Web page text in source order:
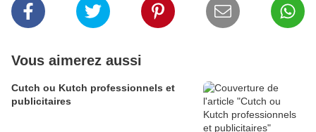
Vous aimerez aussi
Cutch ou Kutch professionnels et
publicitaires